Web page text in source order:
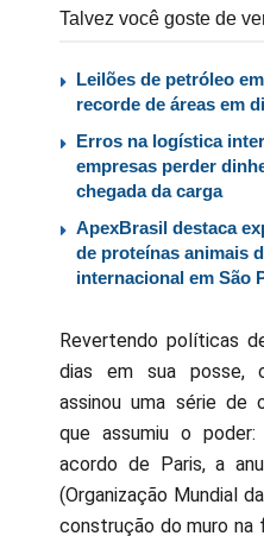
Talvez você goste de
Leilões de petróleo
recorde de áreas em
Erros na logística
empresas perder
chegada da carga
ApexBrasil destaca
de proteínas animais
internacional em São
Revertendo políticas
dias em sua posse,
assinou uma série de
que assumiu o
acordo de Paris, a
(Organização Mundial
construção do muro